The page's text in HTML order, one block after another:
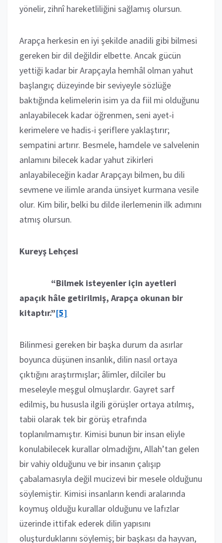
yönelir, zihnî hareketliliğini sağlamış olursun.
Arapça herkesin en iyi şekilde anadili gibi bilmesi
gereken bir dil değildir elbette. Ancak gücün
yettiği kadar bir Arapçayla hemhâl olman yahut
başlangıç düzeyinde bir seviyeyle sözlüğe
baktığında kelimelerin isim ya da fiil mi olduğunu
anlayabilecek kadar öğrenmen, seni ayet-i
kerimelere ve hadis-i şeriflere yaklaştırır;
sempatini artırır. Besmele, hamdele ve salvelenin
anlamını bilecek kadar yahut zikirleri
anlayabileceğin kadar Arapçayı bilmen, bu dili
sevmene ve ilimle aranda ünsiyet kurmana vesile
olur. Kim bilir, belki bu dilde ilerlemenin ilk adımını
atmış olursun.
Kureyş Lehçesi
“Bilmek isteyenler için ayetleri
apaçık hâle getirilmiş, Arapça okunan bir
kitaptır.”[5]
Bilinmesi gereken bir başka durum da asırlar
boyunca düşünen insanlık, dilin nasıl ortaya
çıktığını araştırmışlar; âlimler, dilciler bu
meseleyle meşgul olmuşlardır. Gayret sarf
edilmiş, bu hususla ilgili görüşler ortaya atılmış,
tabii olarak tek bir görüş etrafında
toplanılmamıştır. Kimisi bunun bir insan eliyle
konulabilecek kurallar olmadığını, Allah’tan gelen
bir vahiy olduğunu ve bir insanın çalışıp
çabalamasıyla değil mucizevi bir mesele olduğunu
söylemiştir. Kimisi insanların kendi aralarında
koymuş olduğu kurallar olduğunu ve lafızlar
üzerinde ittifak ederek dilin yapısını
oluşturduklarını söylemiş; bir başkası da hayvan,